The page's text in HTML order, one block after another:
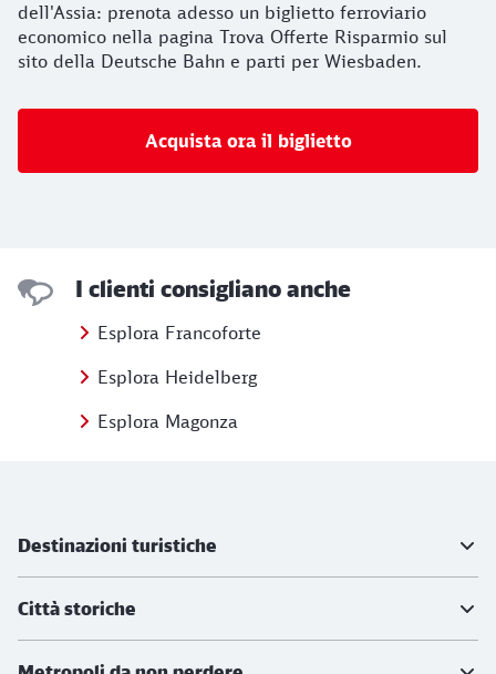
dell'Assia: prenota adesso un biglietto ferroviario
economico nella pagina Trova Offerte Risparmio sul
sito della Deutsche Bahn e parti per Wiesbaden.
Acquista ora il biglietto
I clienti consigliano anche
Esplora Francoforte
Esplora Heidelberg
Esplora Magonza
Destinazioni turistiche
Città storiche